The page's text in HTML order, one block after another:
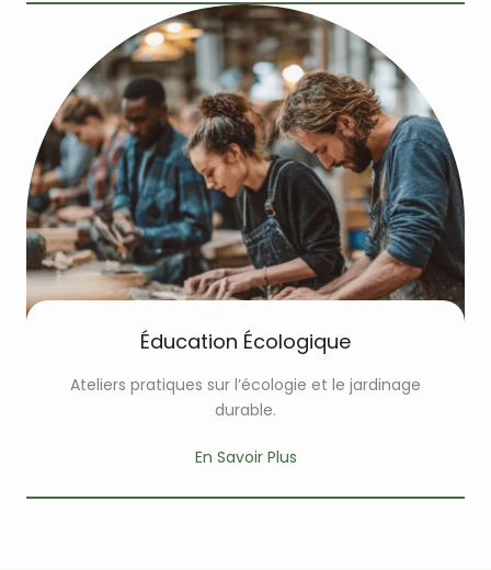
Éducation Écologique
Ateliers pratiques sur l’écologie et le jardinage
durable.
En Savoir Plus